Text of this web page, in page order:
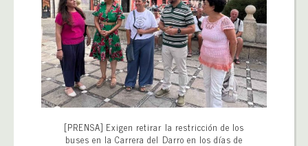
[PRENSA] Exigen retirar la restricción de los
buses en la Carrera del Darro en los días de